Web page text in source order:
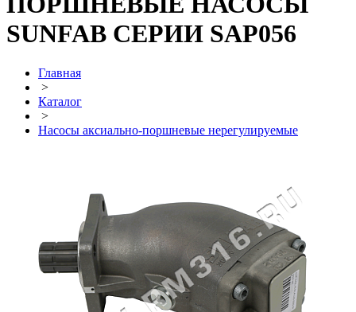
SUNFAB СЕРИИ SAP056
Главная
>
Каталог
>
Насосы аксиально-поршневые нерегулируемые